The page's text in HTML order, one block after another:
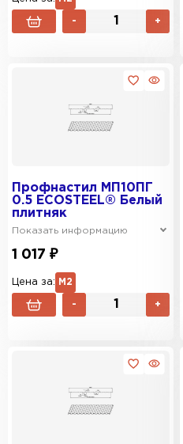
- +
Профнастил МП10ПГ
0.5 ECOSTEEL® Белый
плитняк
Показать информацию
1 017 ₽
Цена за: М2
- +